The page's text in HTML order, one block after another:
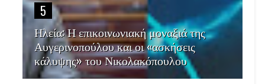
5
Ηλεία: Η επικοινωνιακή μοναξιά της
Αυγερινοπούλου και οι «ασκήσεις
κάλυψης» του Νικολακόπουλου